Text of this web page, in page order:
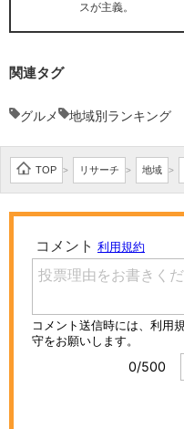
スが主義。
関連タグ
グルメ 地域別ランキング
TOP > リサーチ > 地域 >